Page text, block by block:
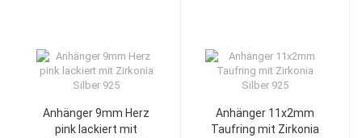
Anhänger 9mm Herz
pink lackiert mit
Anhänger 11x2mm
Taufring mit Zirkonia